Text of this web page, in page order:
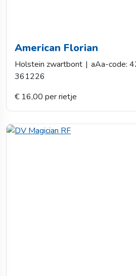
American Florian
Holstein zwartbont | aAa-code:
361226
€ 16,00 per rietje